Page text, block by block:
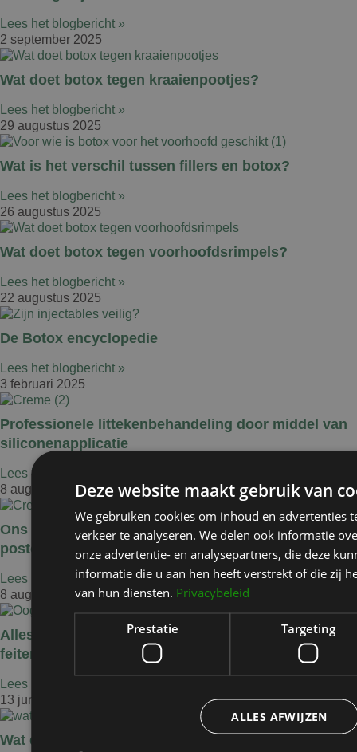
Lees het blogbericht »
2 september 2025
Wat doet botox tegen kraaienpootjes?
Lees het blogbericht »
29 augustus 2025
Wat is het verschil tussen fillers en botox?
Lees het blogbericht »
26 augustus 2025
Wat doet botox tegen voorhoofdsrimpels?
Lees het blogbericht »
22 augustus 2025
De Botox encyclopedie
Lees het blogbericht »
3 februari 2025
Professionele littekenbehandeling door middel van
siliconenapplicatie
Lees het blogbericht »
8 augustus 2024
Ons aanbevolen product voor de beste
postoperatieve zorg voor je littekens.
Lees het blogbericht »
8 augustus 2024
Alles wat je moet weten over een ooglidcorrectie:
feiten en fabels ontkracht
Lees het blogbericht »
13 juni 2024
Wat doet een plastisch chirurg?
Deze website maakt gebruik van
We gebruiken cookies om inhoud en advertenties
verkeer te analyseren. We delen ook informatie
onze advertentie- en analysepartners, die deze
informatie die u aan hen heeft verstrekt of die zij
van hun diensten. Privacybeleid
Prestatie Targeting
ALLES AFWIJZEN